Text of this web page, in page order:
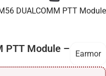
DUALCOMM PTT Module
PTT Module –
Earmor